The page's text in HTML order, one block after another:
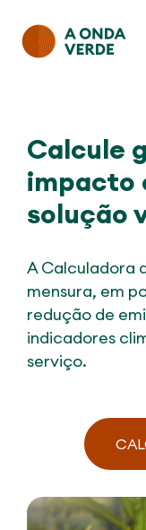
Calcule
impacto
solução
A Calculadora
mensura, em
redução de
indicadores
serviço.